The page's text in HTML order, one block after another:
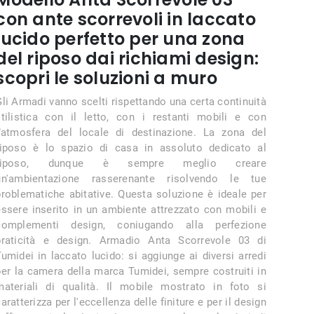
ante scorrevoli in laccato
perfetto per una zona
riposo dai richiami design:
le soluzioni a muro
Armadi vanno scelti rispettando una certa continuità
con il letto, con i restanti mobili e con
del locale di destinazione. La zona del
è lo spazio di casa in assoluto dedicato al
dunque è sempre meglio creare
rasserenante risolvendo le tue
abitative. Questa soluzione è ideale per
inserito in un ambiente attrezzato con mobili e
design, coniugando alla perfezione
e design. Armadio Anta Scorrevole 03 di
in laccato lucido: si aggiunge ai diversi arredi
la camera della marca Tumidei, sempre costruiti in
di qualità. Il mobile mostrato in foto si
per l'eccellenza delle finiture e per il design